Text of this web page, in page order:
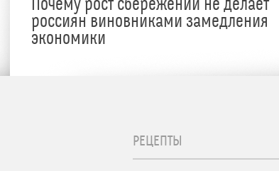
Почему рост сбережений не делает
россиян виновниками замедления
экономики
РЕЦЕПТЫ